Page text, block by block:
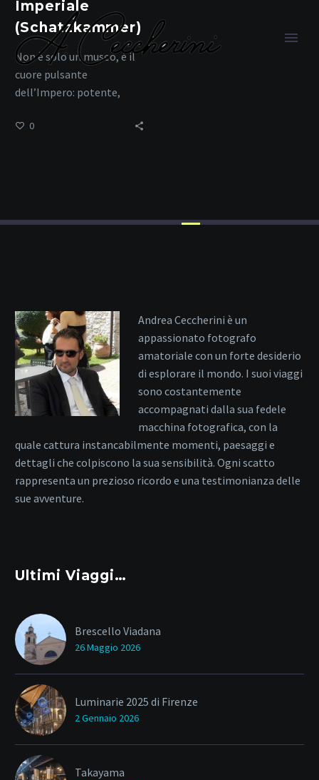
Imperiale
(Schatzkammer)
Non è solo un museo, è il
cuore pulsante
dell’Impero: potente,
0
Andrea Ceccherini è un
appassionato fotografo
amatoriale con un forte desiderio
di esplorare il mondo. I suoi viaggi
sono costantemente
accompagnati dalla sua fedele
macchina fotografica, con la
quale cattura instancabilmente momenti, paesaggi e
dettagli che colpiscono la sua sensibilità. Ogni scatto
rappresenta un prezioso ricordo e una testimonianza delle
sue avventure.
Ultimi Viaggi…
Brescello Viadana
26 Maggio 2026
Luminarie 2025 di Firenze
2 Gennaio 2026
Takayama